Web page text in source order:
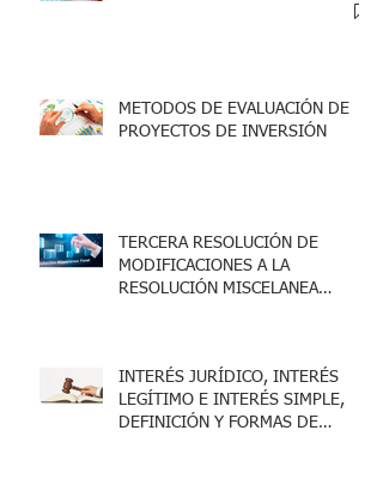
METODOS DE EVALUACIÓN DE
PROYECTOS DE INVERSIÓN
TERCERA RESOLUCIÓN DE
MODIFICACIONES A LA
RESOLUCIÓN MISCELANEA
INTERÉS JURÍDICO, INTERÉS
LEGÍTIMO E INTERÉS SIMPLE,
DEFINICIÓN Y FORMAS DE